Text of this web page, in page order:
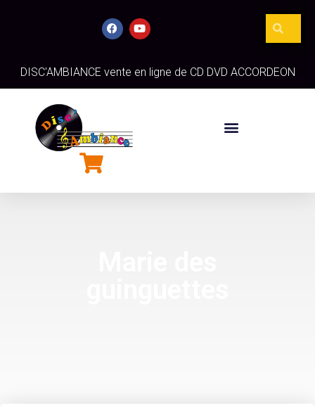
DISC'AMBIANCE vente en ligne de CD DVD ACCORDEON